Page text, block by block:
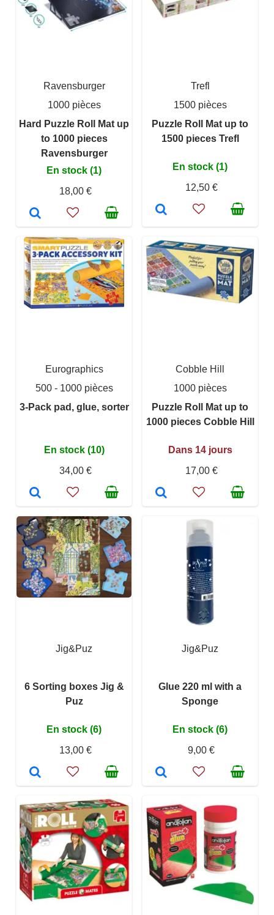
Ravensburger
1000 pièces
Hard Puzzle Roll Mat up
to 1000 pieces
Ravensburger
En stock (1)
18,00 €
Trefl
1500 pièces
Puzzle Roll Mat up to
1500 pieces Trefl
En stock (1)
12,50 €
Eurographics
500 - 1000 pièces
3-Pack pad, glue, sorter
En stock (10)
34,00 €
Cobble Hill
1000 pièces
Puzzle Roll Mat up to
1000 pieces Cobble Hill
Dans 14 jours
17,00 €
Jig&Puz
6 Sorting boxes Jig &
Puz
En stock (6)
13,00 €
Jig&Puz
Glue 220 ml with a
Sponge
En stock (6)
9,00 €